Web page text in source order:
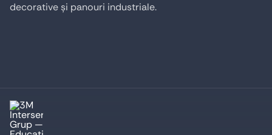
decorative și panouri industriale.